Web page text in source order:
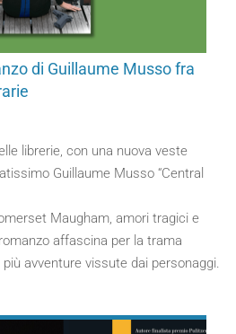
di Guillaume Musso fra
librerie, con una nuova veste
Guillaume Musso “Central
Maugham, amori tragici e
affascina per la trama
avventure vissute dai personaggi.